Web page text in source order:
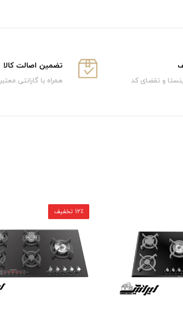
و تقضای کد
تضمین اصالت کالا
همراه با گارانتی معتبر
12٪ تخفیف